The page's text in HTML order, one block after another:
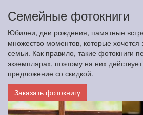
Семейные фотокниги
Юбилеи, дни рождения, памятные
множество моментов, которые хочется
семьи. Как правило, такие фотокниги
экземплярах, поэтому на них
предложение со скидкой.
Заказать фотокнигу